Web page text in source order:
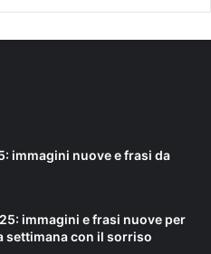
immagini nuove e frasi da
immagini e frasi nuove per
settimana con il sorriso